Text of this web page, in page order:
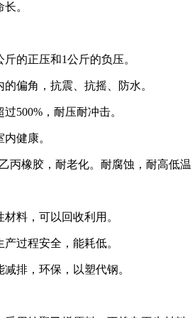
。
的正压和1公斤的负压。
偏角，抗震、抗摇、防水。
500%，耐压耐冲击。
健康。
丙橡胶，耐老化。耐腐蚀，耐高低
料，可以回收利用。
过程安全，能耗低。
排，环保，以塑代钢。